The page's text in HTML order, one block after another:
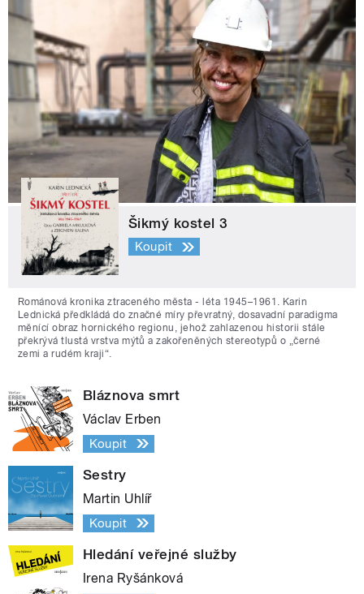
Šikmý kostel 3
Koupit
Románová kronika ztraceného města - léta 1945–1961. Karin
Lednická předkládá do značné míry převratný, dosavadní paradigma
měnící obraz hornického regionu, jehož zahlazenou historii stále
překrývá tlustá vrstva mýtů a zakořeněných stereotypů o „černé
zemi a rudém kraji“.
Bláznova smrt
Václav Erben
Koupit
Sestry
Martin Uhlíř
Koupit
Hledání veřejné služby
Irena Ryšánková